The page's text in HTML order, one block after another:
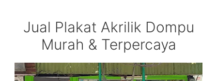
Jual Plakat Akrilik Dompu
Murah & Terpercaya